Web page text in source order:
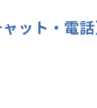
ット・電